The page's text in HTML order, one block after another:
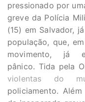
pressionado por
greve da Polícia
(15) em Salvador,
população, que,
movimento, já
pânico. Tida pela
violentas do
policiamento.